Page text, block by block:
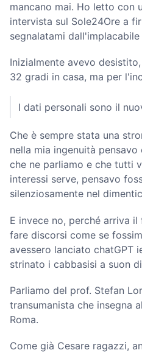
mancano mai. Ho letto con
intervista sul Sole24Ore a
segnalatami dall'implacabile
Inizialmente avevo
32 gradi in casa, ma per
I dati personali sono il
Che è sempre stata una
nella mia ingenuità
che ne parliamo e che tutti
interessi serve, pensavo
silenziosamente nel
E invece no, perché arriva
fare discorsi come se
avessero lanciato chatGPT
strinato i cabbasisi a suon
Parliamo del prof. Stefan
transumanista che insegna
Roma.
Come già Cesare ragazzi,